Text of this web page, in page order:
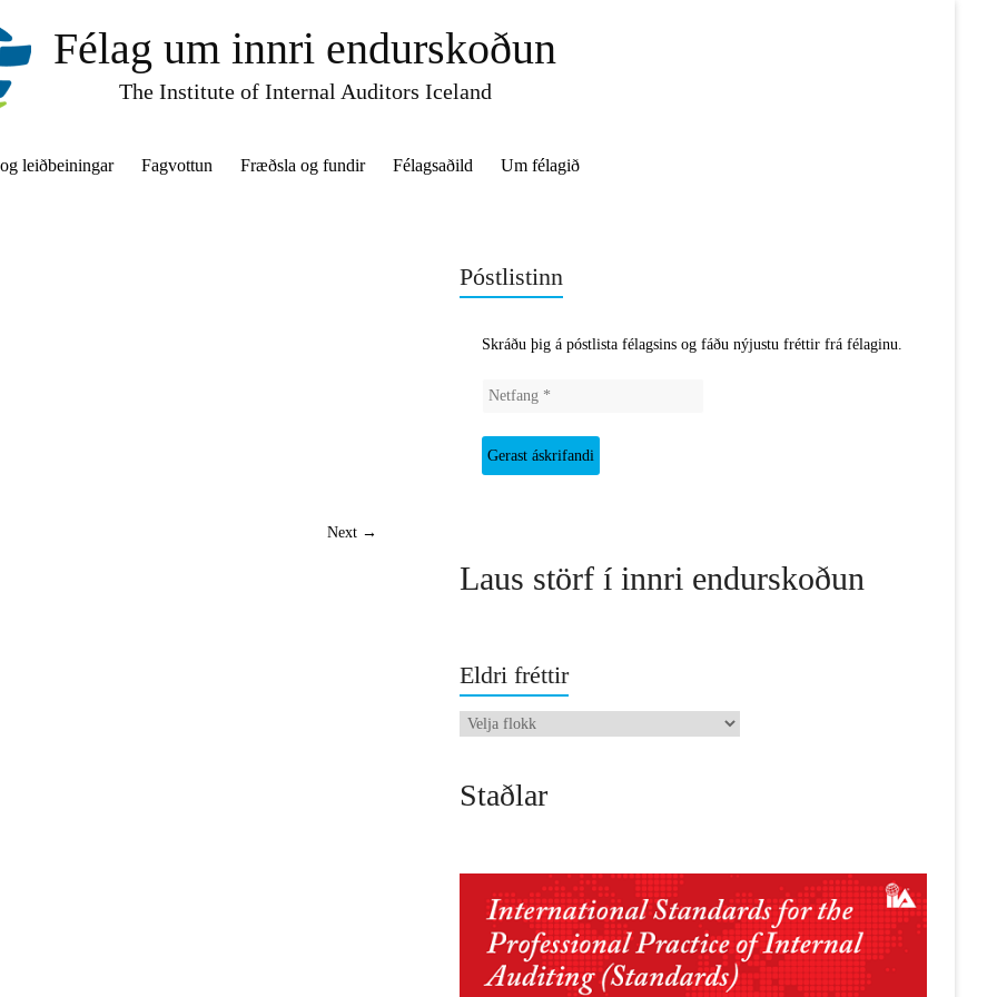
Félag um innri endurskoðun
The Institute of Internal Auditors Iceland
leiðbeiningar Fagvottun Fræðsla og fundir Félagsaðild Um félagið
Next →
Póstlistinn
Skráðu þig á póstlista félagsins og fáðu nýjustu fréttir frá félaginu.
Laus störf í innri endurskoðun
Eldri fréttir
Eldri
Staðlar